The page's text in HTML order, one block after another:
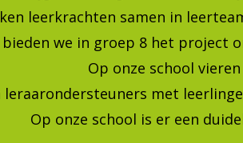
Bekijk onze foto's
Blijf op de hoogte van de